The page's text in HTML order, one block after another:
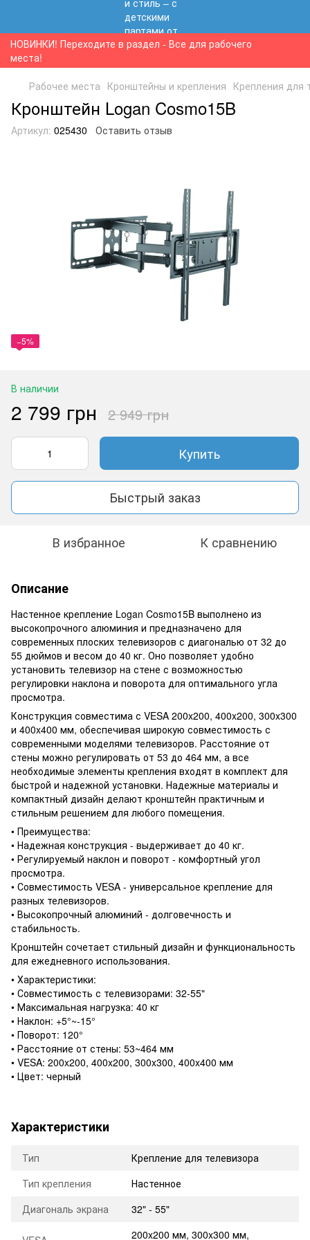
НОВИНКИ! Переходите в раздел - Все для рабочего
места!
Рабочее места Кронштейны и крепления Крепления для
Кронштейн Logan Cosmo15B
Артикул: 025430 Оставить отзыв
−5%
В наличии
2 799 грн 2 949 грн
Купить
Быстрый заказ
В избранное К сравнению
Описание
Настенное крепление Logan Cosmo15B выполнено из
высокопрочного алюминия и предназначено для
современных плоских телевизоров с диагональю от 32 до
55 дюймов и весом до 40 кг. Оно позволяет удобно
установить телевизор на стене с возможностью
регулировки наклона и поворота для оптимального угла
просмотра.
Конструкция совместима с VESA 200x200, 400x200, 300x300
и 400x400 мм, обеспечивая широкую совместимость с
современными моделями телевизоров. Расстояние от
стены можно регулировать от 53 до 464 мм, а все
необходимые элементы крепления входят в комплект для
быстрой и надежной установки. Надежные материалы и
компактный дизайн делают кронштейн практичным и
стильным решением для любого помещения.
• Преимущества:
• Надежная конструкция - выдерживает до 40 кг.
• Регулируемый наклон и поворот - комфортный угол
просмотра.
• Совместимость VESA - универсальное крепление для
разных телевизоров.
• Высокопрочный алюминий - долговечность и
стабильность.
Кронштейн сочетает стильный дизайн и функциональность
для ежедневного использования.
• Характеристики:
• Совместимость с телевизорами: 32-55"
• Максимальная нагрузка: 40 кг
• Наклон: +5°~-15°
• Поворот: 120°
• Расстояние от стены: 53~464 мм
• VESA: 200x200, 400x200, 300x300, 400x400 мм
• Цвет: черный
Характеристики
Тип
Крепление для телевизора
Тип крепления
Настенное
Диагональ экрана
32" - 55"
200x200 мм, 300x300 мм,